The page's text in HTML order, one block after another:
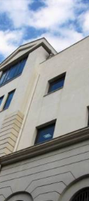
D
O
W
N
T
R
G
G
E
R
W
N
T
I
G
E
R